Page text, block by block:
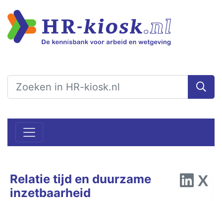
Relatie tijd en duurzame
inzetbaarheid